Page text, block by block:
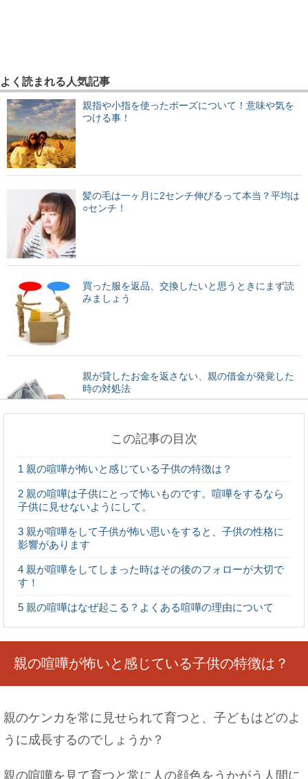
よく読まれる人気記事
親指や小指を使ったポーズについて！意味や気を
つける事！
髪の毛は一ヶ月に2センチ伸びるって本当？平均は
○センチ！
買った服を返品、交換したいと思うときにまず読
みましょう
親が貸したお金を返さない、親の借金が発覚した
時の対処法
髪の毛は1ヶ月に何センチ伸びる？髪の毛を早く伸
好きな人が職場を辞めるときにできる対処法！恋
を実らせる方法
る方法も紹介！
A型女性の別れ方は？A型女性の恋愛傾向と恋を失
いやすい場面
この記事の目次
1 親の喧嘩が怖いと感じている子供の特徴は？
2 親の喧嘩は子供にとって怖いものです。喧嘩をするなら
子供に見せないようにして。
3 親が喧嘩をして子供が怖い思いをすると、子供の性格に
影響があります
4 親が喧嘩をしてしまった時はその後のフォローが大切で
す！
5 親の喧嘩はなぜ起こる？よくある喧嘩の理由について
親の喧嘩が怖いと感じている子供の特徴は？
親のケンカを常に見せられて育つと、子どもはどのよ
うに成長するのでしょうか？
親の喧嘩を見て育つと常に人の顔色をうかがう人間に